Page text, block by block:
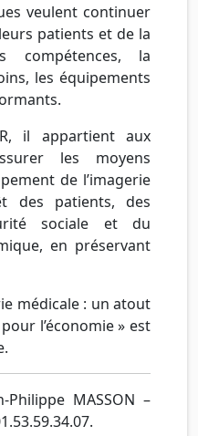
veulent continuer
patients et de la
compétences, la
les équipements
il appartient aux
les moyens
de l’imagerie
des patients, des
sociale et du
en préservant
médicale : un atout
l’économie » est
MASSON –